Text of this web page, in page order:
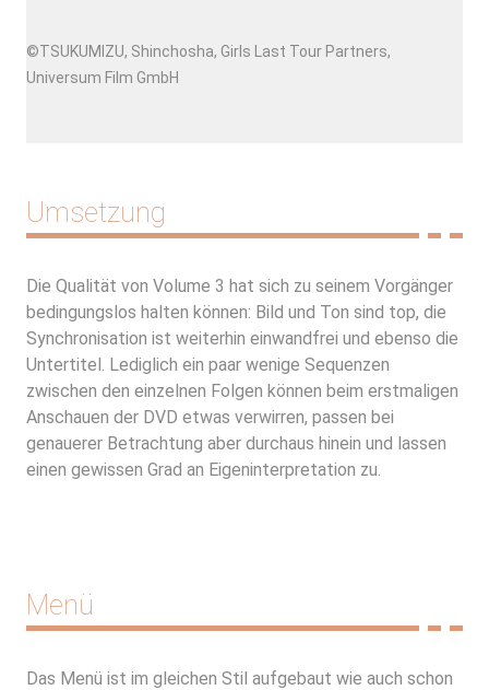
©TSUKUMIZU, Shinchosha, Girls Last Tour Partners,
Universum Film GmbH
Umsetzung
Die Qualität von Volume 3 hat sich zu seinem Vorgänger
bedingungslos halten können: Bild und Ton sind top, die
Synchronisation ist weiterhin einwandfrei und ebenso die
Untertitel. Lediglich ein paar wenige Sequenzen
zwischen den einzelnen Folgen können beim erstmaligen
Anschauen der DVD etwas verwirren, passen bei
genauerer Betrachtung aber durchaus hinein und lassen
einen gewissen Grad an Eigeninterpretation zu.
Menü
Das Menü ist im gleichen Stil aufgebaut wie auch schon